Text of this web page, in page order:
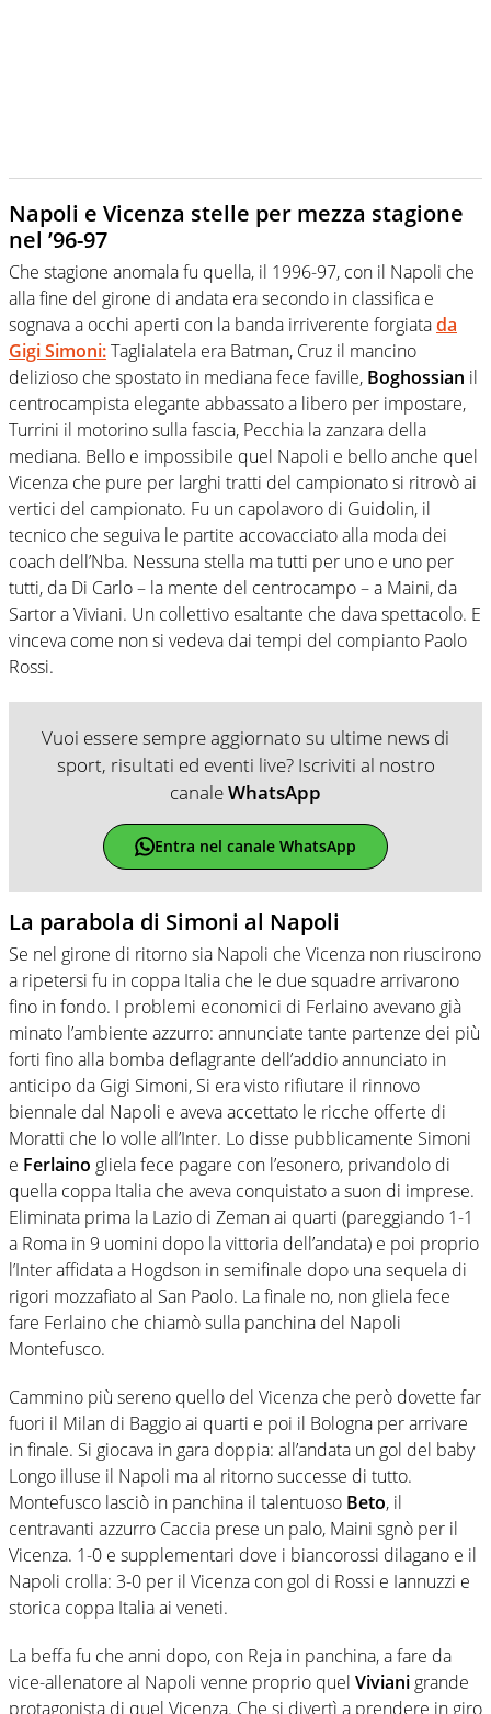
Napoli e Vicenza stelle per mezza stagione
nel ’96-97
Che stagione anomala fu quella, il 1996-97, con il Napoli che
alla fine del girone di andata era secondo in classifica e
sognava a occhi aperti con la banda irriverente forgiatada
Gigi Simoni:Taglialatela era Batman, Cruz il mancino
delizioso che spostato in mediana fece faville, Boghossian il
centrocampista elegante abbassato a libero per impostare,
Turrini il motorino sulla fascia, Pecchia la zanzara della
mediana. Bello e impossibile quel Napoli e bello anche quel
Vicenza che pure per larghi tratti del campionato si ritrovò ai
vertici del campionato. Fu un capolavoro di Guidolin, il
tecnico che seguiva le partite accovacciato alla moda dei
coach dell’Nba. Nessuna stella ma tutti per uno e uno per
tutti, da Di Carlo – la mente del centrocampo – a Maini, da
Sartor a Viviani. Un collettivo esaltante che dava spettacolo. E
vinceva come non si vedeva dai tempi del compianto Paolo
Rossi.
Vuoi essere sempre aggiornato su ultime news di
sport, risultati ed eventi live? Iscriviti al nostro
canaleWhatsApp
Entra nel canale WhatsApp
La parabola di Simoni al Napoli
Se nel girone di ritorno sia Napoli che Vicenza non riuscirono
a ripetersi fu in coppa Italia che le due squadre arrivarono
fino in fondo. I problemi economici di Ferlaino avevano già
minato l’ambiente azzurro: annunciate tante partenze dei più
forti fino alla bomba deflagrante dell’addio annunciato in
anticipo da Gigi Simoni, Si era visto rifiutare il rinnovo
biennale dal Napoli e aveva accettato le ricche offerte di
Moratti che lo volle all’Inter. Lo disse pubblicamente Simoni
e Ferlaino gliela fece pagare con l’esonero, privandolo di
quella coppa Italia che aveva conquistato a suon di imprese.
Eliminata prima la Lazio di Zeman ai quarti (pareggiando 1-1
a Roma in 9 uomini dopo la vittoria dell’andata) e poi proprio
l’Inter affidata a Hogdson in semifinale dopo una sequela di
rigori mozzafiato al San Paolo. La finale no, non gliela fece
fare Ferlaino che chiamò sulla panchina del Napoli
Montefusco.
Cammino più sereno quello del Vicenza che però dovette far
fuori il Milan di Baggio ai quarti e poi il Bologna per arrivare
in finale. Si giocava in gara doppia: all’andata un gol del baby
Longo illuse il Napoli ma al ritorno successe di tutto.
Montefusco lasciò in panchina il talentuoso Beto, il
centravanti azzurro Caccia prese un palo, Maini sgnò per il
Vicenza. 1-0 e supplementari dove i biancorossi dilagano e il
Napoli crolla: 3-0 per il Vicenza con gol di Rossi e Iannuzzi e
storica coppa Italia ai veneti.
La beffa fu che anni dopo, con Reja in panchina, a fare da
vice-allenatore al Napoli venne proprio quel Viviani grande
protagonista di quel Vicenza. Che si divertì a prendere in giro